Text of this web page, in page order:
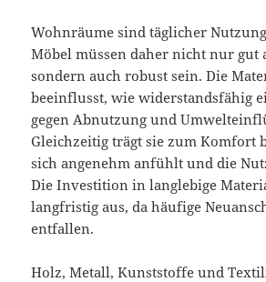
Wohnräume sind täglicher
Möbel müssen daher nicht nur gut
sondern auch robust sein. Die
beeinflusst, wie widerstandsfähig
gegen Abnutzung und
Gleichzeitig trägt sie zum Komfort
sich angenehm anfühlt und die
Die Investition in langlebige
langfristig aus, da häufige
entfallen.
Holz, Metall, Kunststoffe und